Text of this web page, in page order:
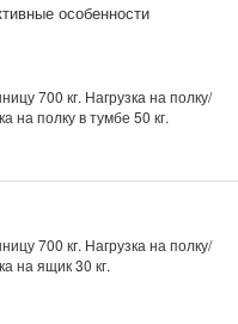
имеет
аксессуары)
особенности
700 кг. Нагрузка на полку/
на полку в тумбе 50 кг.
700 кг. Нагрузка на полку/
на ящик 30 кг.